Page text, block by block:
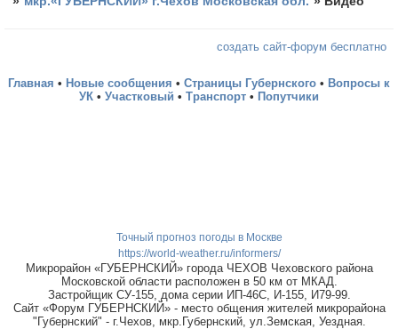
создать сайт-форум бесплатно
Главная • Новые сообщения • Страницы Губернского • Вопросы к
УК • Участковый • Транспорт • Попутчики
Точный прогноз погоды в Москве
https://world-weather.ru/informers/
Микрорайон «ГУБЕРНСКИЙ» города ЧЕХОВ Чеховского района
Московской области расположен в 50 км от МКАД.
Застройщик СУ-155, дома серии ИП-46С, И-155, И79-99.
Сайт «Форум ГУБЕРНСКИЙ» - место общения жителей микрорайона
"Губернский" - г.Чехов, мкр.Губернский, ул.Земская, Уездная.